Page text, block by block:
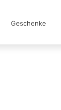
Geschenke